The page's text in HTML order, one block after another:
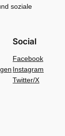
soziale
Social
Facebook
Instagram
Twitter/X